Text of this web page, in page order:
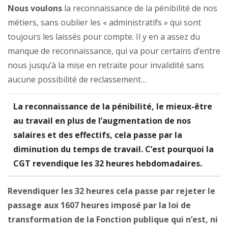
Nous voulons la reconnaissance de la pénibilité de nos
métiers, sans oublier les « administratifs » qui sont
toujours les laissés pour compte. Il y en a assez du
manque de reconnaissance, qui va pour certains d’entre
nous jusqu’à la mise en retraite pour invalidité sans
aucune possibilité de reclassement…
La reconnaissance de la pénibilité, le mieux-être
au travail en plus de l’augmentation de nos
salaires et des effectifs, cela passe par la
diminution du temps de travail. C’est pourquoi la
CGT revendique les 32 heures hebdomadaires.
Revendiquer les 32 heures cela passe par rejeter le
passage aux 1607 heures imposé par la loi de
transformation de la Fonction publique qui n’est, ni